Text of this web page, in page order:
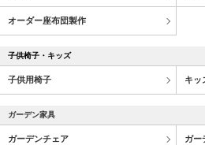
オーダー座布団製作
子供椅子・キッズ
子供用椅子 キッ
ガーデン家具
ガーデンチェア ガー